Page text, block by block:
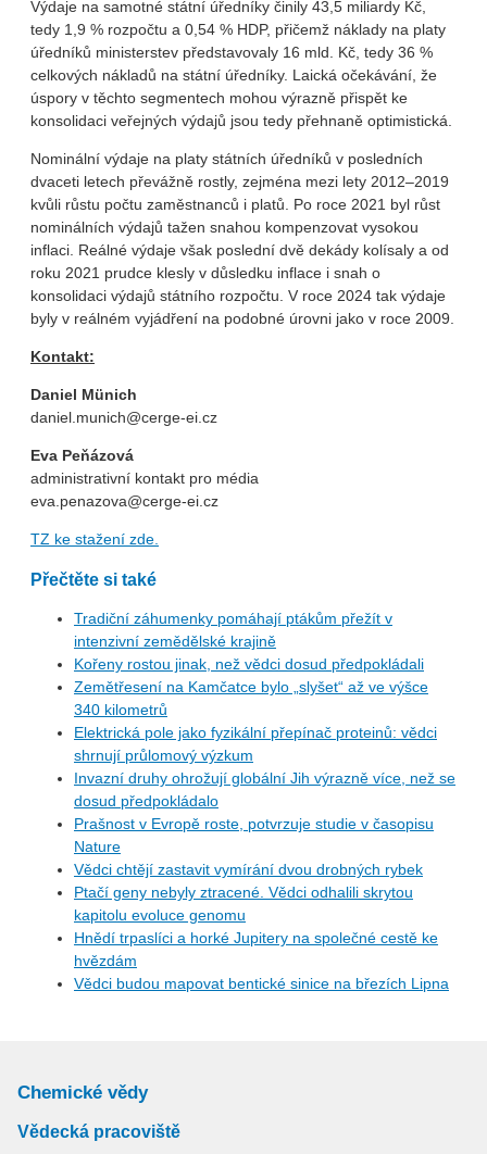
Výdaje na samotné státní úředníky činily 43,5 miliardy Kč,
tedy 1,9 % rozpočtu a 0,54 % HDP, přičemž náklady na platy
úředníků ministerstev představovaly 16 mld. Kč, tedy 36 %
celkových nákladů na státní úředníky. Laická očekávání, že
úspory v těchto segmentech mohou výrazně přispět ke
konsolidaci veřejných výdajů jsou tedy přehnaně optimistická.
Nominální výdaje na platy státních úředníků v posledních
dvaceti letech převážně rostly, zejména mezi lety 2012–2019
kvůli růstu počtu zaměstnanců i platů. Po roce 2021 byl růst
nominálních výdajů tažen snahou kompenzovat vysokou
inflaci. Reálné výdaje však poslední dvě dekády kolísaly a od
roku 2021 prudce klesly v důsledku inflace i snah o
konsolidaci výdajů státního rozpočtu. V roce 2024 tak výdaje
byly v reálném vyjádření na podobné úrovni jako v roce 2009.
Kontakt:
Daniel Münich
daniel.munich@cerge-ei.cz
Eva Peňázová
administrativní kontakt pro média
eva.penazova@cerge-ei.cz
TZ ke stažení zde.
Přečtěte si také
Tradiční záhumenky pomáhají ptákům přežít v
intenzivní zemědělské krajině
Kořeny rostou jinak, než vědci dosud předpokládali
Zemětřesení na Kamčatce bylo „slyšet“ až ve výšce
340 kilometrů
Elektrická pole jako fyzikální přepínač proteinů: vědci
shrnují průlomový výzkum
Invazní druhy ohrožují globální Jih výrazně více, než se
dosud předpokládalo
Prašnost v Evropě roste, potvrzuje studie v časopisu
Nature
Vědci chtějí zastavit vymírání dvou drobných rybek
Ptačí geny nebyly ztracené. Vědci odhalili skrytou
kapitolu evoluce genomu
Hnědí trpaslíci a horké Jupitery na společné cestě ke
hvězdám
Vědci budou mapovat bentické sinice na březích Lipna
Chemické vědy
Vědecká pracoviště